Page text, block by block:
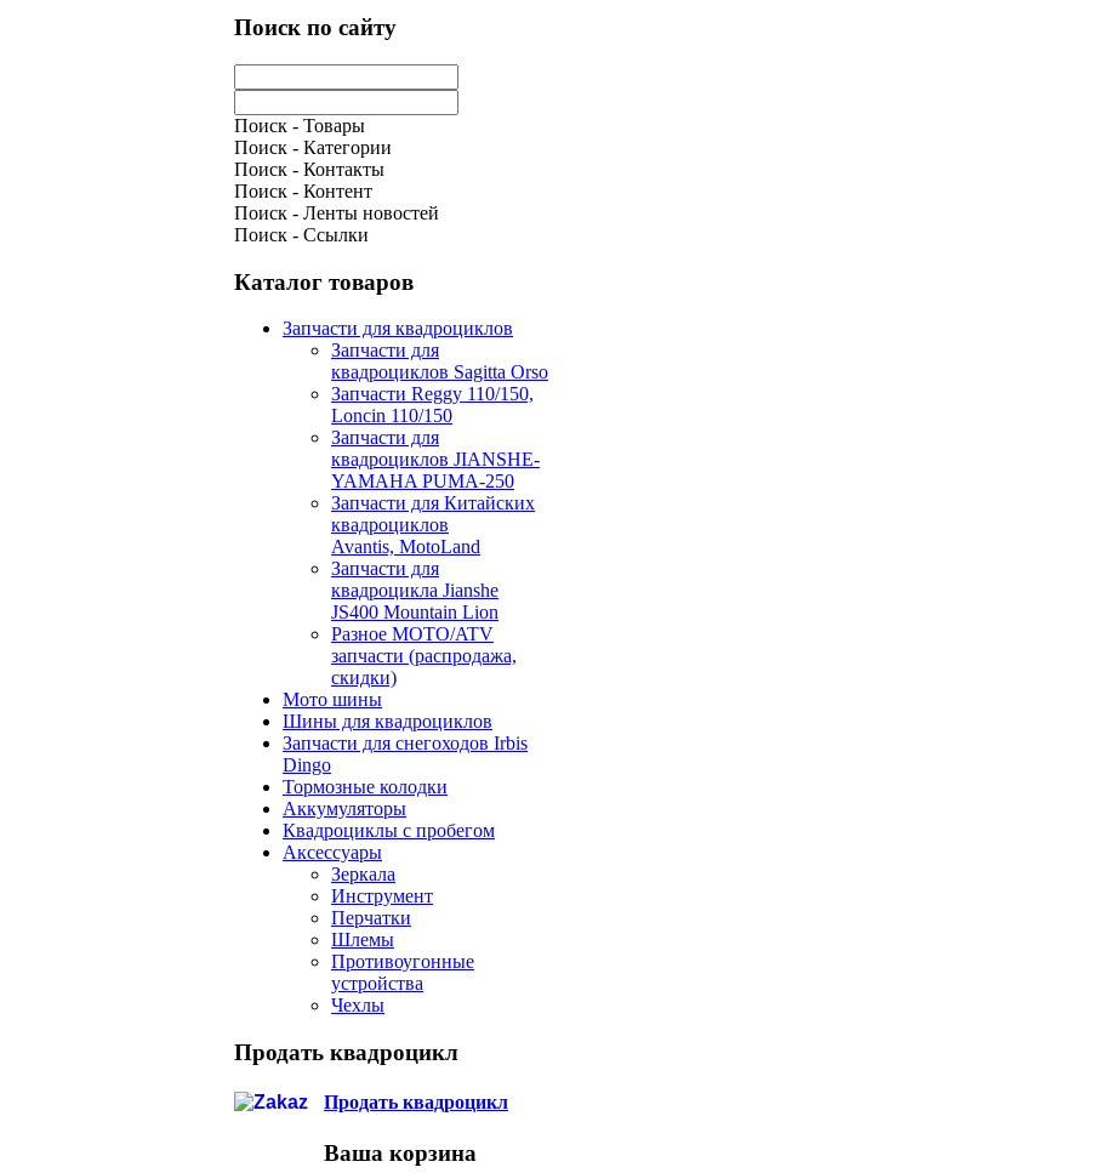
Поиск по сайту
Поиск - Товары
Поиск - Категории
Поиск - Контакты
Поиск - Контент
Поиск - Ленты новостей
Поиск - Ссылки
Каталог товаров
Запчасти для квадроциклов
Запчасти для
квадроциклов Sagitta Orso
Запчасти Reggy 110/150,
Loncin 110/150
Запчасти для
квадроциклов JIANSHE-
YAMAHA PUMA-250
Запчасти для Китайских
квадроциклов
Avantis, MotoLand
Запчасти для
квадроцикла Jianshe
JS400 Mountain Lion
Разное МОТО/ATV
запчасти (распродажа,
скидки)
Мото шины
Шины для квадроциклов
Запчасти для снегоходов Irbis
Dingo
Тормозные колодки
Аккумуляторы
Квадроциклы с пробегом
Аксессуары
Зеркала
Инструмент
Перчатки
Шлемы
Противоугонные
устройства
Чехлы
Продать квадроцикл
Продать квадроцикл
Ваша корзина